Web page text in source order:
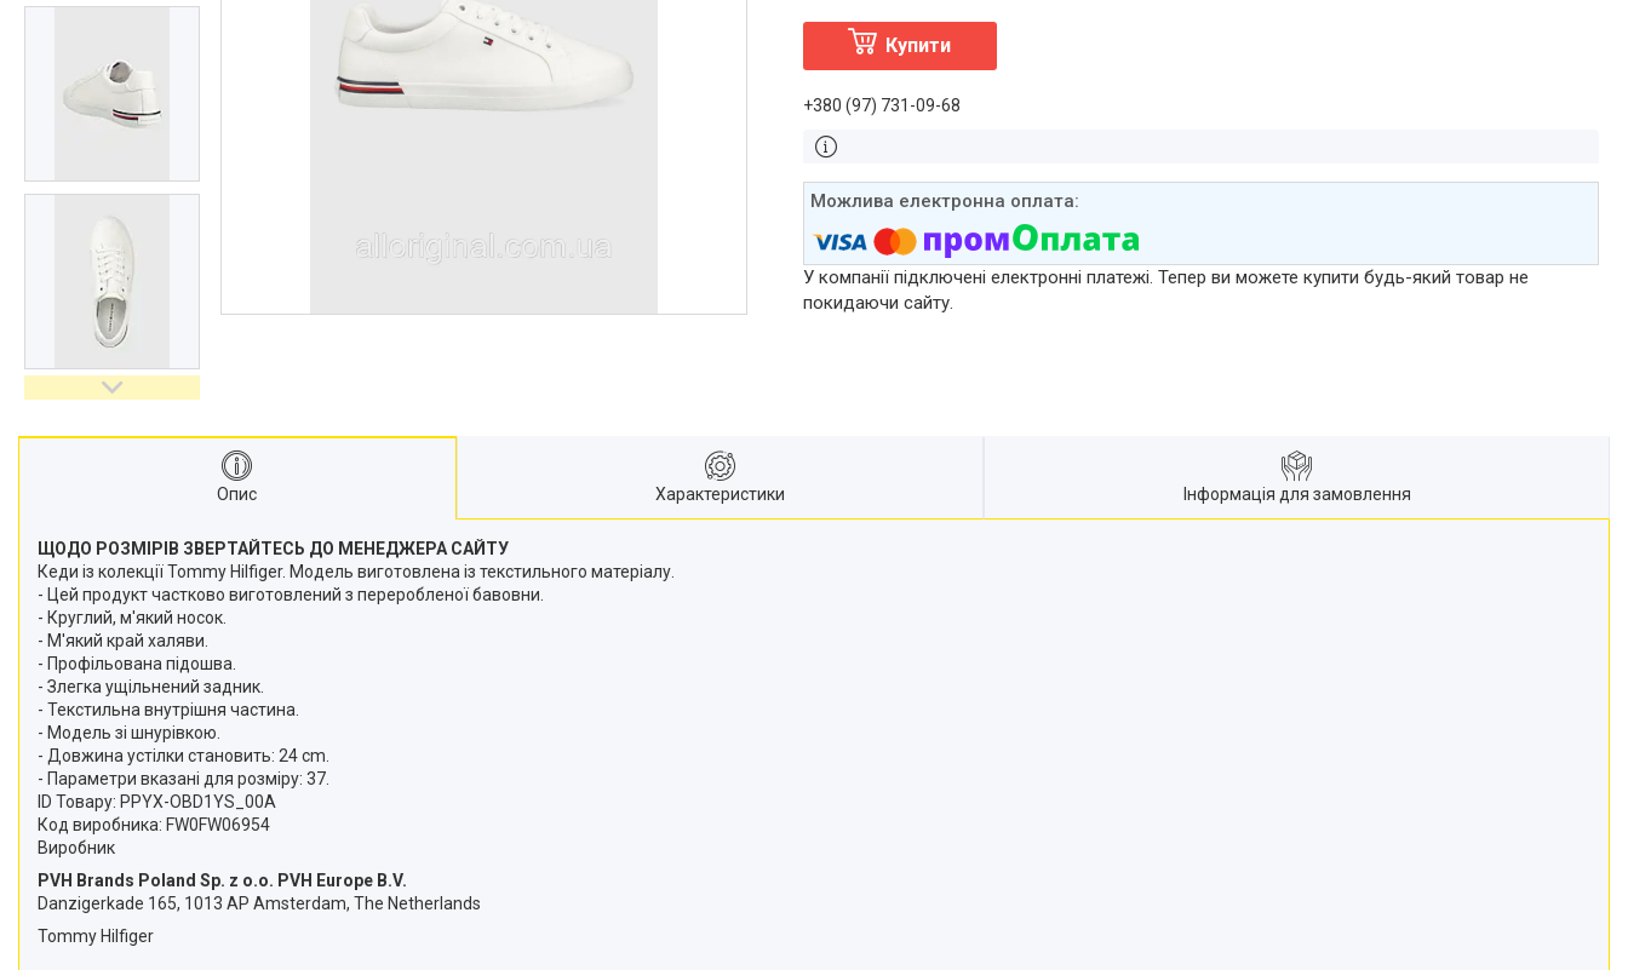
Купити
+380 (97) 731-09-68
У компанії підключені електронні платежі. Тепер ви можете купити будь-який товар не
покидаючи сайту.
Опис Характеристики Інформація для замовлення
ЩОДО РОЗМІРІВ ЗВЕРТАЙТЕСЬ ДО МЕНЕДЖЕРА САЙТУ
Кеди із колекції Tommy Hilfiger. Модель виготовлена із текстильного матеріалу.
- Цей продукт частково виготовлений з переробленої бавовни.
- Круглий, м'який носок.
- М'який край халяви.
- Профільована підошва.
- Злегка ущільнений задник.
- Текстильна внутрішня частина.
- Модель зі шнурівкою.
- Довжина устілки становить: 24 cm.
- Параметри вказані для розміру: 37.
ID Товару: PPYX-OBD1YS_00A
Код виробника: FW0FW06954
Виробник
PVH Brands Poland Sp. z o.o. PVH Europe B.V.
Danzigerkade 165, 1013 AP Amsterdam, The Netherlands
Tommy Hilfiger